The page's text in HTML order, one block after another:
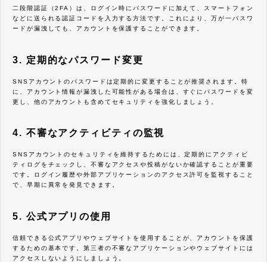
二段階認証（2FA）は、ログイン時にパスワードに加えて、スマートフォン
などに送られる認証コードを入力する方法です。これにより、万が一パスワ
ードが漏洩しても、アカウントを保護することができます。
3. 定期的なパスワード変更
SNSアカウントのパスワードは定期的に変更することが推奨されます。特
に、アカウント情報が漏洩した可能性がある場合は、すぐにパスワードを変
更し、他のアカウントも含めてセキュリティを強化しましょう。
4. 不審なアクティビティの監視
SNSアカウントのセキュリティを維持するためには、定期的にアクティビ
ティログをチェックし、不審なアクセスや投稿がないか確認することが重要
です。ログイン履歴や外部アプリケーションのアクセス許可を監視すること
で、早期に異常を発見できます。
5. 公式アプリの使用
信頼できる公式アプリやウェブサイトを使用することが、アカウントを保護
するための基本です。第三者の不審なアプリケーションやウェブサイトには
アクセスしないようにしましょう。